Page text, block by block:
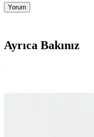
Yorum
Ayrıca Bakınız